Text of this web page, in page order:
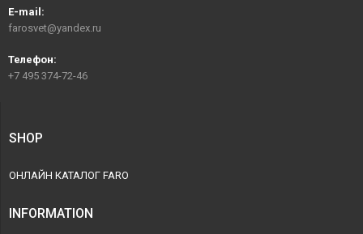
E-mail:
farosvet@yandex.ru
Телефон:
+7 495 374-72-46
SHOP
ОНЛАЙН КАТАЛОГ FARO
INFORMATION